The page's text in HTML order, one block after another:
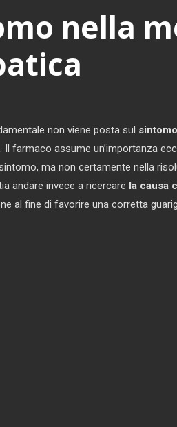
nella
non viene posta sul
farmaco assume un’importanza
ma non certamente nella
andare invece a ricercare la causa
al fine di favorire una corretta